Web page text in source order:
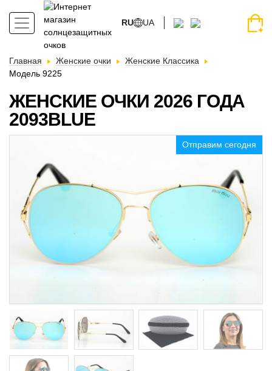
RU UA
Главная Женские очки
Женские Классика
Модель 9225
ЖЕНСКИЕ ОЧКИ 2026 ГОДА
2093BLUE
Отправим сегодня